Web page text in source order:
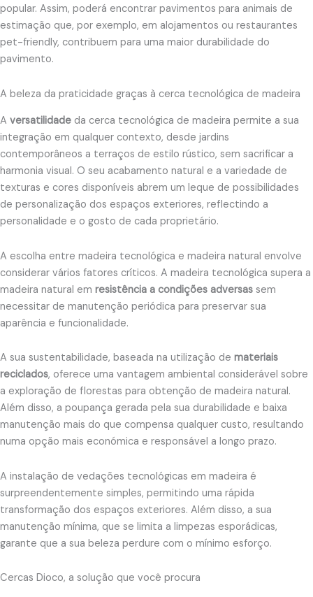
popular. Assim, poderá encontrar pavimentos para animais de
estimação que, por exemplo, em alojamentos ou restaurantes
pet-friendly, contribuem para uma maior durabilidade do
pavimento.
A beleza da praticidade graças à cerca tecnológica de madeira
A versatilidade da cerca tecnológica de madeira permite a sua
integração em qualquer contexto, desde jardins
contemporâneos a terraços de estilo rústico, sem sacrificar a
harmonia visual. O seu acabamento natural e a variedade de
texturas e cores disponíveis abrem um leque de possibilidades
de personalização dos espaços exteriores, reflectindo a
personalidade e o gosto de cada proprietário.
A escolha entre madeira tecnológica e madeira natural envolve
considerar vários fatores críticos. A madeira tecnológica supera a
madeira natural em resistência a condições adversas sem
necessitar de manutenção periódica para preservar sua
aparência e funcionalidade.
A sua sustentabilidade, baseada na utilização de materiais
reciclados, oferece uma vantagem ambiental considerável sobre
a exploração de florestas para obtenção de madeira natural.
Além disso, a poupança gerada pela sua durabilidade e baixa
manutenção mais do que compensa qualquer custo, resultando
numa opção mais económica e responsável a longo prazo.
A instalação de vedações tecnológicas em madeira é
surpreendentemente simples, permitindo uma rápida
transformação dos espaços exteriores. Além disso, a sua
manutenção mínima, que se limita a limpezas esporádicas,
garante que a sua beleza perdure com o mínimo esforço.
Cercas Dioco, a solução que você procura